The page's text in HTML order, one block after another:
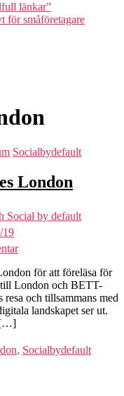
länkar”
för småföretagare
Socialbydefault
London
Social by default
19
till
#socialbydefault
goes
London
för att föreläsa för
London och BETT-
och tillsammans med
landskapet ser ut.
[…]
, Socialbydefault